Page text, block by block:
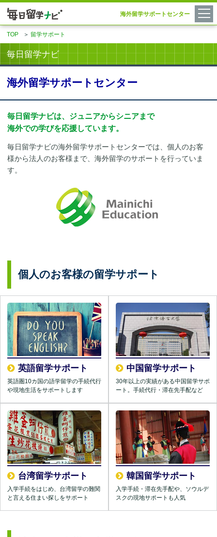
海外留学サポートセンター
TOP ＞ 留学サポート
毎日留学ナビ
海外留学サポートセンター
毎日留学ナビは、ジュニアからシニアまで
海外での学びを応援しています。
毎日留学ナビの海外留学サポートセンターでは、個人のお客
様から法人のお客様まで、海外留学のサポートを行っていま
す。
個人のお客様の留学サポート
英語留学サポート
英語圏10カ国の語学留学の手続代行
や現地生活をサポートします
中国留学サポート
30年以上の実績がある中国留学サポ
ート。手続代行・滞在先手配など
台湾留学サポート
入学手続をはじめ、台湾留学の難関
と言える住まい探しをサポート
韓国留学サポート
入学手続・滞在先手配や、ソウルデ
スクの現地サポートも人気